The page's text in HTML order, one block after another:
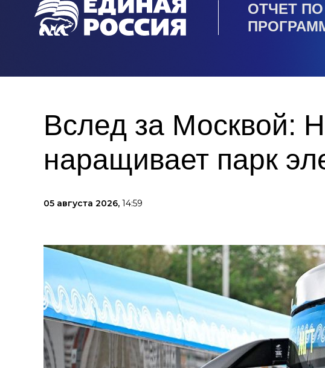
ОТЧЕТ
Вслед за Москвой:
наращивает парк
05 августа 2026, 14:59